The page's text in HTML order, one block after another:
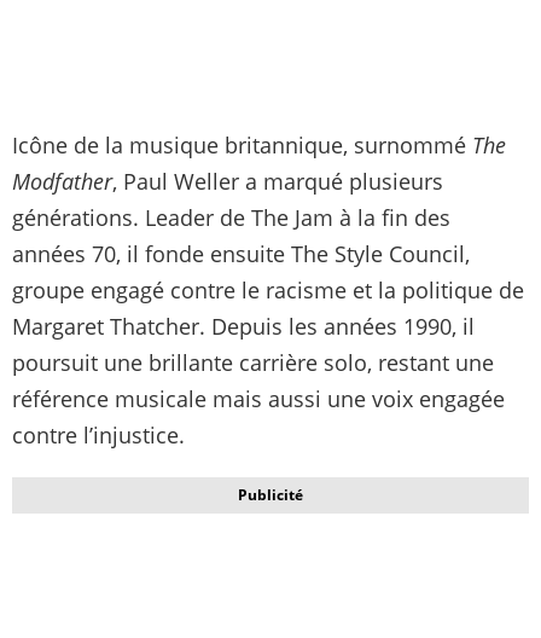
Icône de la musique britannique, surnommé The
Modfather, Paul Weller a marqué plusieurs
générations. Leader de The Jam à la fin des
années 70, il fonde ensuite The Style Council,
groupe engagé contre le racisme et la politique de
Margaret Thatcher. Depuis les années 1990, il
poursuit une brillante carrière solo, restant une
référence musicale mais aussi une voix engagée
contre l’injustice.
Publicité